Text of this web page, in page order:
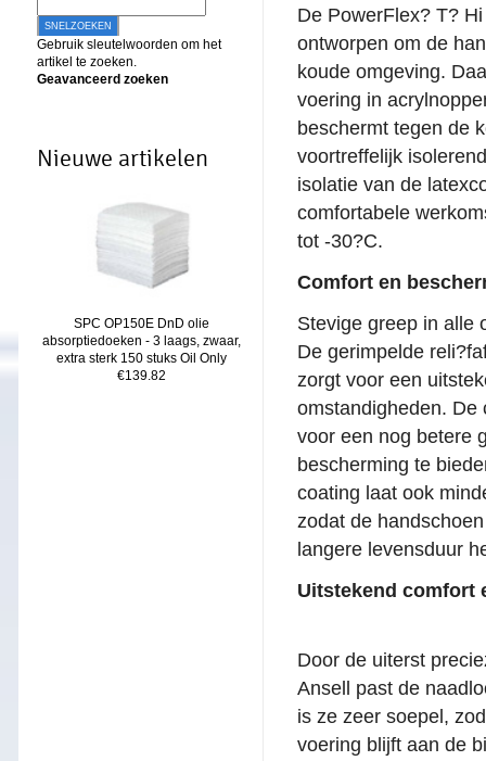
SNELZOEKEN
Gebruik sleutelwoorden om het
artikel te zoeken.
Geavanceerd zoeken
Nieuwe artikelen
SPC OP150E DnD olie
absorptiedoeken - 3 laags, zwaar,
extra sterk 150 stuks Oil Only
€139.82
De PowerFlex? T?
ontworpen om de
koude omgeving.
voering in
beschermt tegen de
voortreffelijk
isolatie van de
comfortabele
tot -30?C.
Comfort en
Stevige greep in alle
De gerimpelde
zorgt voor een
omstandigheden. De
voor een nog betere
bescherming te
coating laat ook
zodat de
langere levensduur
Uitstekend comfort
Door de uiterst
Ansell past de
is ze zeer soepel,
voering blijft aan de